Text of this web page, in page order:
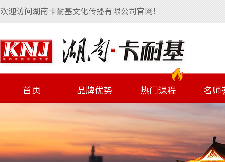
欢迎访问湖南卡耐基文化传播有限公司官网！
首页 品牌优势 热门课程 名师